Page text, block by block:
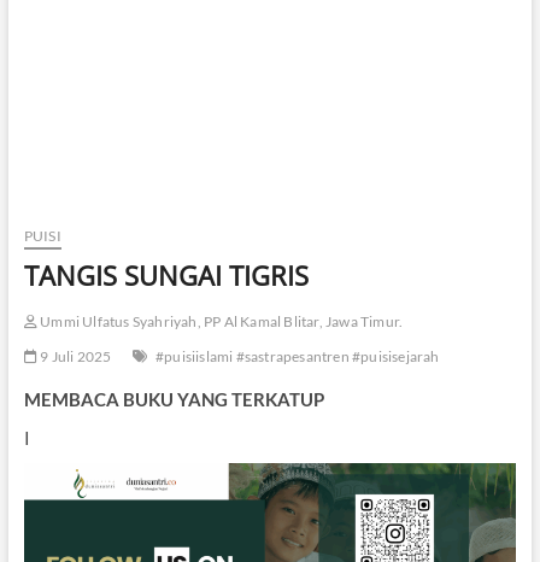
PUISI
TANGIS SUNGAI TIGRIS
Ummi Ulfatus Syahriyah, PP Al Kamal Blitar, Jawa Timur.
9 Juli 2025
#puisiislami #sastrapesantren #puisisejarah
MEMBACA BUKU YANG TERKATUP
I